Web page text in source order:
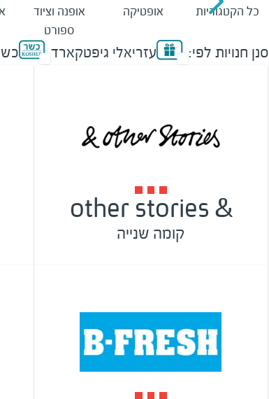
כל הקטגוריות אופטיקה
אופנה וציוד
ספורט
סנן חנויות לפי: עזריאלי גיפטקארד
& other stories
קומה שנייה